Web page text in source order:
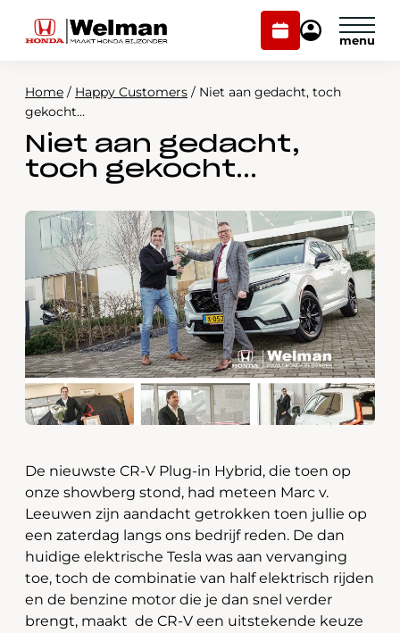
Plan
onderhoud
Mijn
Modellen
Voorraad
Over ons
Webshop
Contact
Plan onderhoud
Home / Happy Customers / Niet aan gedacht, toch
gekocht…
Niet aan gedacht,
toch gekocht…
De nieuwste CR-V Plug-in Hybrid, die toen op
onze showberg stond, had meteen Marc v.
Leeuwen zijn aandacht getrokken toen jullie op
een zaterdag langs ons bedrijf reden. De dan
huidige elektrische Tesla was aan vervanging
toe, toch de combinatie van half elektrisch rijden
en de benzine motor die je dan snel verder
brengt, maakt de CR-V een uitstekende keuze